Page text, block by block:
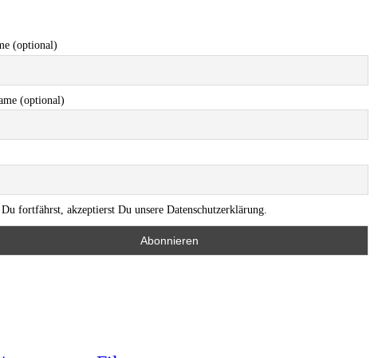
(optional)
(optional)
fortfährst, akzeptierst Du unsere Datenschutzerklärung.